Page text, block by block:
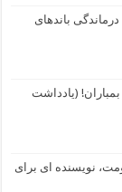
باندهای
(یادداشت
نویسنده ای برای